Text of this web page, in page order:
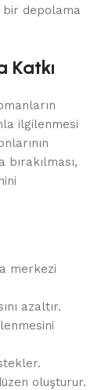
depolama
Katkı
ilgilenmesi
merkezi
azaltır.
oluşturur.